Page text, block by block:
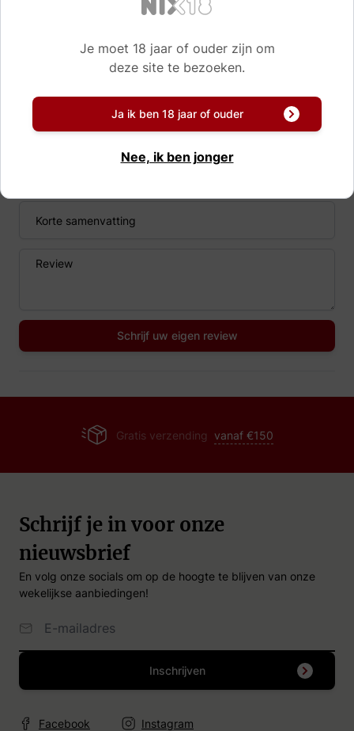
Er zijn nog geen reviews van dit product.
Schrijf uw eigen review
Gratis verzending vanaf €150
Schrijf je in voor onze
nieuwsbrief
En volg onze socials om op de hoogte te blijven van onze
wekelijkse aanbiedingen!
Inschrijven
Facebook Instagram
Je moet 18 jaar of ouder zijn om
deze site te bezoeken.
Ja ik ben 18 jaar of ouder
Nee, ik ben jonger